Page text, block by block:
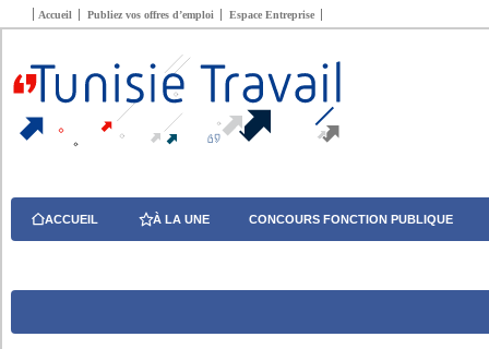
Accueil Publiez vos offres d’emploi Espace Entreprise
ACCUEIL À LA UNE CONCOURS FONCTION PUBLIQUE